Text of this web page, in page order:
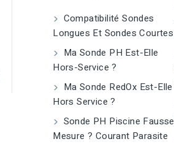
Compatibilité Sondes
Longues Et Sondes Courtes
Ma Sonde PH Est-Elle
Hors-Service ?
Ma Sonde RedOx Est-Elle
Hors Service ?
Sonde PH Piscine Fausse
Mesure ? Courant Parasite